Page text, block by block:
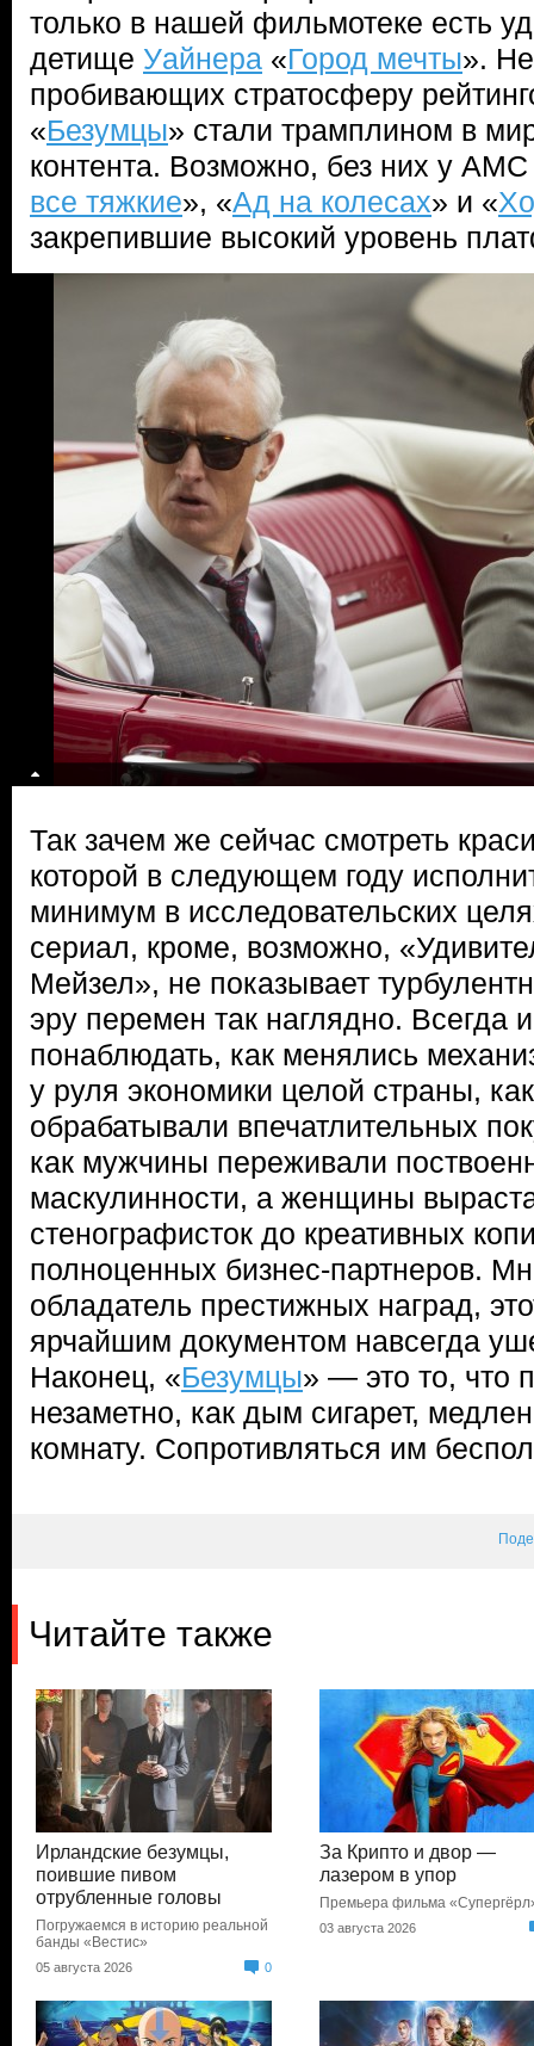
только в нашей фильмотеке есть
детище Уайнера «Город мечты».
пробивающих стратосферу
«Безумцы» стали трамплином в
контента. Возможно, без них у
все тяжкие», «Ад на колесах» и «
закрепившие высокий уровень
Так зачем же сейчас смотреть
которой в следующем году
минимум в исследовательских
сериал, кроме, возможно,
Мейзел», не показывает
эру перемен так наглядно. Всегда
понаблюдать, как менялись
у руля экономики целой страны,
обрабатывали впечатлительных
как мужчины переживали
маскулинности, а женщины
стенографисток до креативных
полноценных бизнес-партнеров.
обладатель престижных наград,
ярчайшим документом навсегда
Наконец, «Безумцы» — это то, что
незаметно, как дым сигарет,
комнату. Сопротивляться им
Читайте также
Ирландские безумцы,
поившие пивом
отрубленные головы
Погружаемся в историю реальной
банды «Вестис»
05 августа 2026 0
За Крипто и двор —
лазером в упор
Премьера фильма
03 августа 2026